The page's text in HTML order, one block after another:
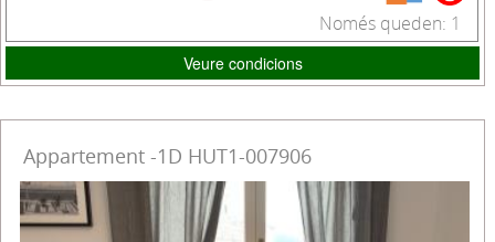
Només queden: 1
Veure condicions
Appartement -1D HUT1-007906